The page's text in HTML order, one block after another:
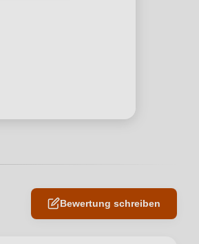
Bewertung schreiben